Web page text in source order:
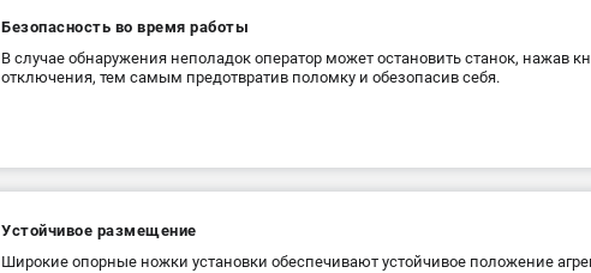
Безопасность во время работы
В случае обнаружения неполадок оператор может остановить станок, нажав
отключения, тем самым предотвратив поломку и обезопасив себя.
Устойчивое размещение
Широкие опорные ножки установки обеспечивают устойчивое положение